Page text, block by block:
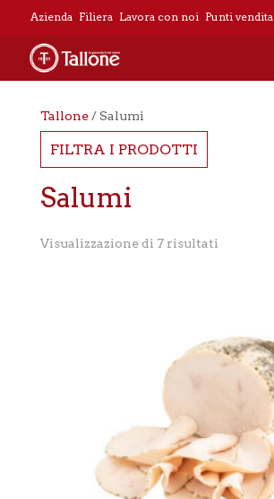
Azienda Filiera Lavora con noi Punti vendita
Tallone/ Salumi
FILTRA I PRODOTTI
Salumi
Visualizzazione di 7 risultati